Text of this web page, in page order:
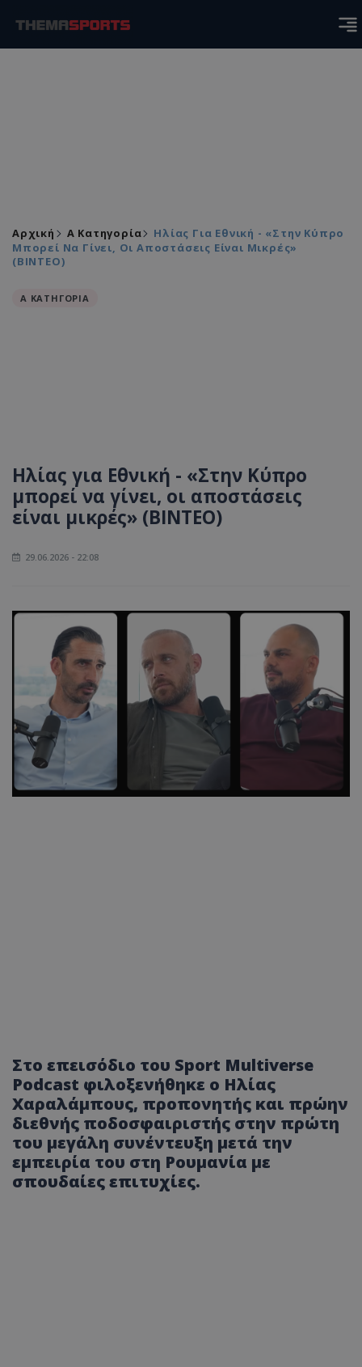
Αρχική Α Κατηγορία
Ηλίας Για Εθνική - «Στην Κύπρο
Μπορεί Να Γίνει, Οι Αποστάσεις Είναι Μικρές»
(ΒΙΝΤΕΟ)
Α ΚΑΤΗΓΟΡΙΑ
Ηλίας για Εθνική - «Στην Κύπρο
μπορεί να γίνει, οι αποστάσεις
είναι μικρές» (ΒΙΝΤΕΟ)
29.06.2026 - 22:08
Στο επεισόδιο του Sport Multiverse
Podcast φιλοξενήθηκε ο Ηλίας
Χαραλάμπους, προπονητής και πρώην
διεθνής ποδοσφαιριστής στην πρώτη
του μεγάλη συνέντευξη μετά την
εμπειρία του στη Ρουμανία με
σπουδαίες επιτυχίες.